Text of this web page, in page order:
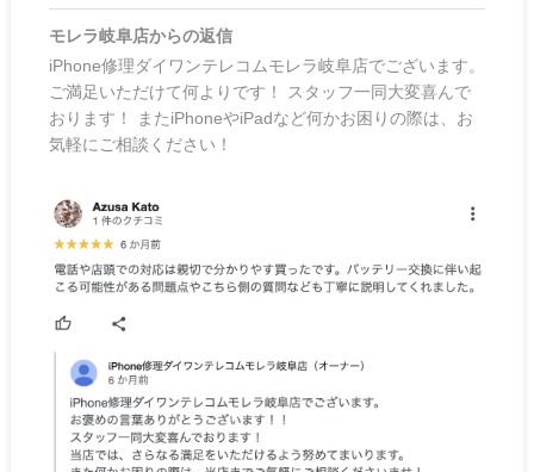
モレラ岐阜店からの返信
iPhone修理ダイワンテレコムモレラ岐阜店でございます。
ご満足いただけて何よりです！ スタッフ一同大変喜んで
おります！ またiPhoneやiPadなど何かお困りの際は、お
気軽にご相談ください！